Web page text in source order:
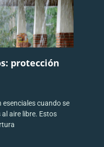
protección
cuando se
aire libre. Estos